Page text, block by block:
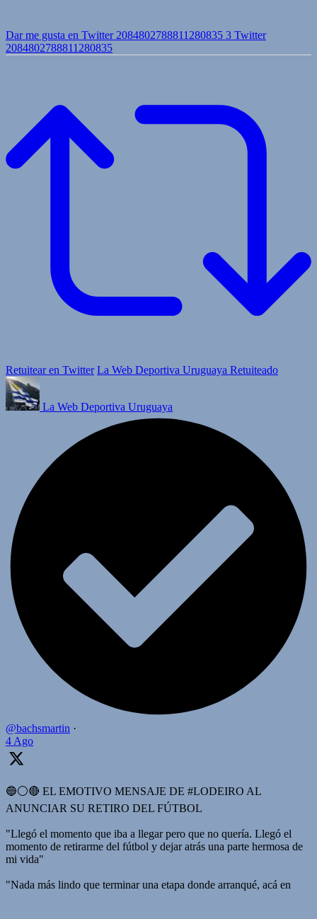
Dar me gusta en Twitter 2084802788811280835 3 Twitter
2084802788811280835
Retuitear en Twitter La Web Deportiva Uruguaya Retuiteado
La Web Deportiva Uruguaya
@bachsmartin ·
4 Ago
🔵⚪️🔴 EL EMOTIVO MENSAJE DE #LODEIRO AL
ANUNCIAR SU RETIRO DEL FÚTBOL
"Llegó el momento que iba a llegar pero que no quería. Llegó el
momento de retirarme del fútbol y dejar atrás una parte hermosa de
mi vida"
"Nada más lindo que terminar una etapa donde arranqué, acá en